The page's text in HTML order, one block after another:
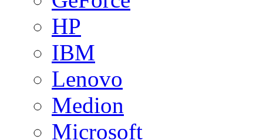
HP
IBM
Lenovo
Medion
Microsoft